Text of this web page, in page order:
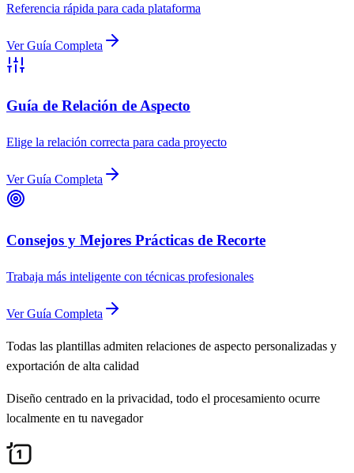
Referencia rápida para cada plataforma
Ver Guía Completa
Guía de Relación de Aspecto
Elige la relación correcta para cada proyecto
Ver Guía Completa
Consejos y Mejores Prácticas de Recorte
Trabaja más inteligente con técnicas profesionales
Ver Guía Completa
Todas las plantillas admiten relaciones de aspecto personalizadas y
exportación de alta calidad
Diseño centrado en la privacidad, todo el procesamiento ocurre
localmente en tu navegador